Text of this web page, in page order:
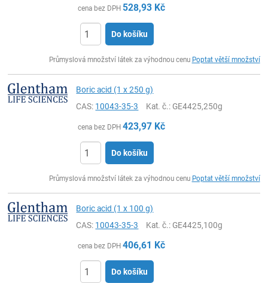
cena bez DPH 528,93 Kč
Do košíku
Průmyslová množství látek za výhodnou cenu Poptat větší množství
Boric acid (1 x 250 g)
CAS: 10043-35-3 Kat. č.: GE4425,250g
cena bez DPH 423,97 Kč
Do košíku
Průmyslová množství látek za výhodnou cenu Poptat větší množství
Boric acid (1 x 100 g)
CAS: 10043-35-3 Kat. č.: GE4425,100g
cena bez DPH 406,61 Kč
Do košíku